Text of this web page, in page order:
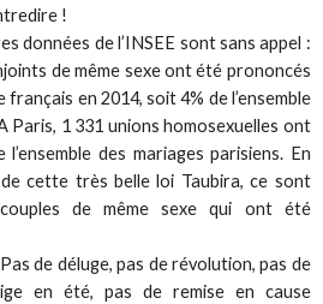
!
données de l’INSEE sont sans appel :
de même sexe ont été prononcés
en 2014, soit 4% de l’ensemble
Paris, 1 331 unions homosexuelles ont
des mariages parisiens. En
de cette très belle loi Taubira, ce sont
de même sexe qui ont été
de déluge, pas de révolution, pas de
en été, pas de remise en cause